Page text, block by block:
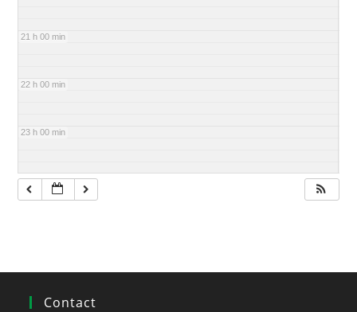
21 h 00 min
22 h 00 min
23 h 00 min
Contact